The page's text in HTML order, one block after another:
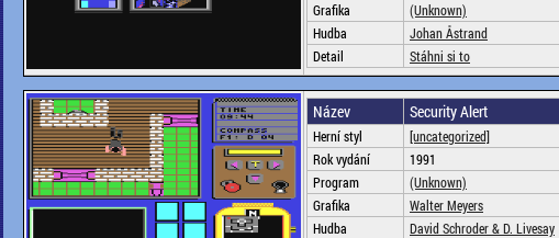
Grafika
(Unknown)
Hudba
Johan Åstrand
Detail
Stáhni si to
Název Security Alert
Herní styl
[uncategorized]
Rok vydání
1991
Program
(Unknown)
Grafika
Walter Meyers
Hudba
David Schroder & D. Livesay